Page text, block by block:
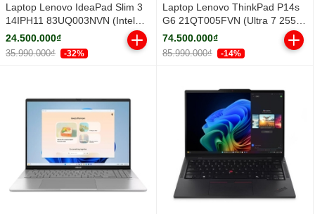
Laptop Lenovo IdeaPad Slim 3
14IPH11 83UQ003NVN (Intel
Core Ultra 5 322 | Integrated
Intel® Graphics | 14 inch
WUXGA IPS | 16GB | 512GB |
24.500.000₫
35.990.000₫ -32%
Laptop Lenovo ThinkPad P14s
G6 21QT005FVN (Ultra 7 255H/
32GB/ 1TB SSD/ RTX PRO 500
6GB/ 14.5inch WUXGA/ Win 11
Pro/ Black/ Vỏ nhôm/ 3Y)
74.500.000₫
85.990.000₫ -14%